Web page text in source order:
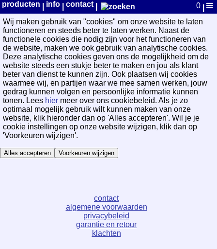
WayPoint Cookievoorkeuren
Wij maken gebruik van "cookies" om onze website te laten
functioneren en steeds beter te laten werken. Naast de
functionele cookies die nodig zijn voor het functioneren van
de website, maken we ook gebruik van analytische cookies.
Deze analytische cookies geven ons de mogelijkheid om de
website steeds een stukje beter te maken en jou als klant
beter van dienst te kunnen zijn. Ook plaatsen wij cookies
waarmee wij, en partijen waar we mee samen werken, jouw
gedrag kunnen volgen en persoonlijke informatie kunnen
tonen. Lees hier meer over ons cookiebeleid. Als je zo
optimaal mogelijk gebruik wilt kunnen maken van onze
website, klik hieronder dan op 'Alles accepteren'. Wil je je
cookie instellingen op onze website wijzigen, klik dan op
'Voorkeuren wijzigen'.
Alles accepteren Voorkeuren wijzigen
producten info contact| 0
contact
algemene voorwaarden
privacybeleid
garantie en retour
klachten